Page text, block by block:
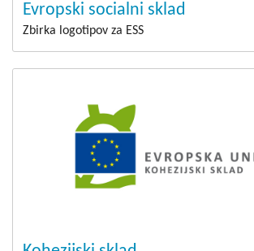
Evropski socialni sklad
Zbirka logotipov za ESS